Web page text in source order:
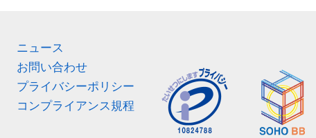
ニュース
お問い合わせ
プライバシーポリシー
コンプライアンス規程